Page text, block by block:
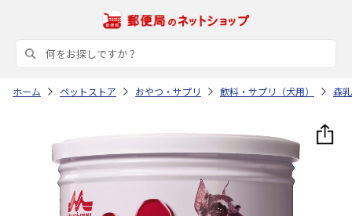
ホーム ペットストア おやつ・サプリ 飲料・サプリ（犬用） 森